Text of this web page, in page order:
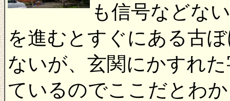
も信号などな
を進むとすぐにある古
ないが、玄関にかすれ
ているのでここだとわ